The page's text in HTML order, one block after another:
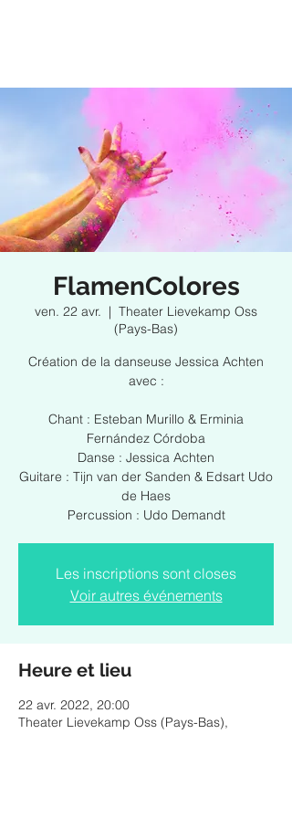
FlamenColores
ven. 22 avr.
  |
Theater Lievekamp Oss
(Pays-Bas)
Création de la danseuse Jessica Achten
avec :
Chant : Esteban Murillo & Erminia
Fernández Córdoba
Danse : Jessica Achten
Guitare : Tijn van der Sanden & Edsart Udo
de Haes
Percussion : Udo Demandt
Les inscriptions sont closes
Voir autres événements
Heure et lieu
22 avr. 2022, 20:00
Theater Lievekamp Oss (Pays-Bas),